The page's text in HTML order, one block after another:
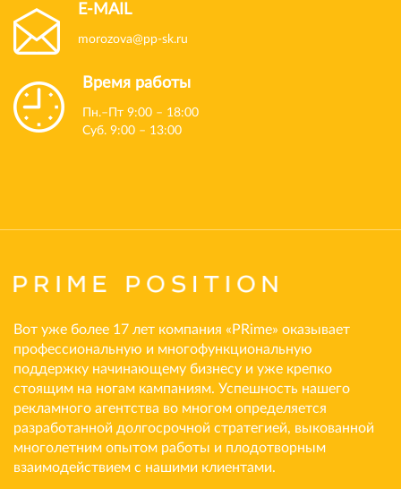
E-MAIL
morozova@pp-sk.ru
Время работы
Пн.–Пт 9:00 – 18:00
Суб. 9:00 – 13:00
Вот уже более 17 лет компания «PRime» оказывает
профессиональную и многофункциональную
поддержку начинающему бизнесу и уже крепко
стоящим на ногам кампаниям. Успешность нашего
рекламного агентства во многом определяется
разработанной долгосрочной стратегией, выкованной
многолетним опытом работы и плодотворным
взаимодействием с нашими клиентами.